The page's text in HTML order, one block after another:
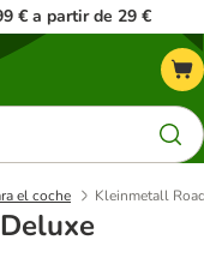
€ a partir de 29 €
el coche Kleinmetall